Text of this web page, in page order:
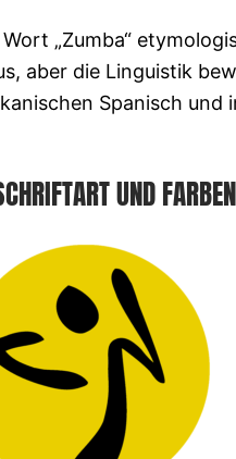
„Zumba“
aber die Linguistik
Spanisch und
UND FARBEN